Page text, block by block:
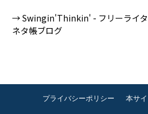
→Swingin'Thinkin' - フリーライタ
ネタ帳ブログ
プライバシーポリシー 本サ